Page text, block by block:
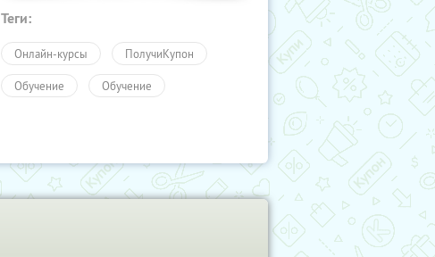
Теги:
Онлайн-курсы ПолучиКупон
Обучение Обучение